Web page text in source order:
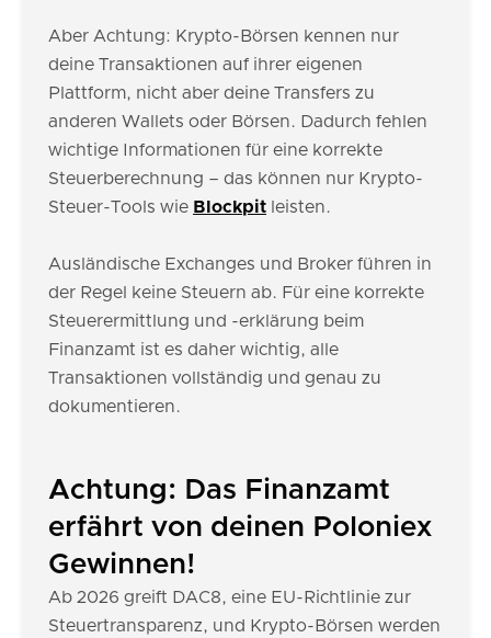
Aber Achtung: Krypto-Börsen kennen nur
deine Transaktionen auf ihrer eigenen
Plattform, nicht aber deine Transfers zu
anderen Wallets oder Börsen. Dadurch fehlen
wichtige Informationen für eine korrekte
Steuerberechnung – das können nur Krypto-
Steuer-Tools wie Blockpit leisten.
Ausländische Exchanges und Broker führen in
der Regel keine Steuern ab. Für eine korrekte
Steuerermittlung und -erklärung beim
Finanzamt ist es daher wichtig, alle
Transaktionen vollständig und genau zu
dokumentieren.
Achtung: Das Finanzamt
erfährt von deinen Poloniex
Gewinnen!
Ab 2026 greift DAC8, eine EU-Richtlinie zur
Steuertransparenz, und Krypto-Börsen werden